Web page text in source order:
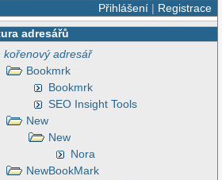
Přihlášení| Registrace
adresářů
kořenový adresář
Bookmrk
Bookmrk
SEO Insight Tools
New
New
Nora
NewBookMark